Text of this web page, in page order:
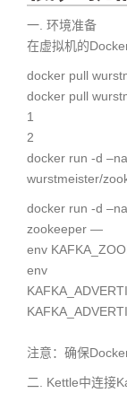
一. 环境准备
在虚拟机的
docker pull
docker pull
1
2
docker run -d
wurstmeister/
docker run -d
zookeeper —
env
env
注意：确保
二. Kettle中连接